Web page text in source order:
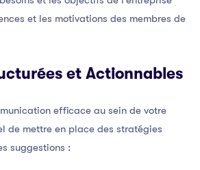
et les motivations des membres de
et Actionnables
efficace au sein de votre
de mettre en place des stratégies
suggestions :